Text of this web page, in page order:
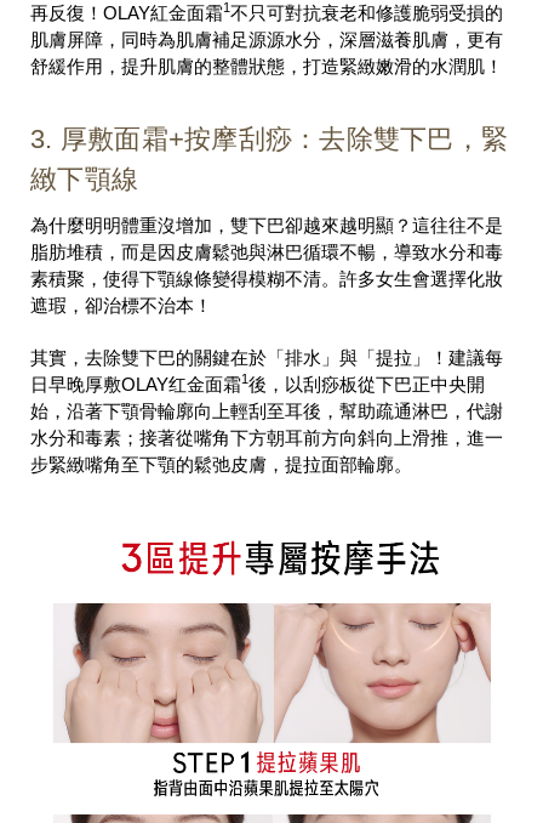
再反復！OLAY紅金面霜1 不只可對抗衰老和修護脆弱受損的
肌膚屏障，同時為肌膚補足源源水分，深層滋養肌膚，更有
舒緩作用，提升肌膚的整體狀態，打造緊緻嫩滑的水潤肌！
3. 厚敷面霜+按摩刮痧：去除雙下巴，緊
緻下顎線
為什麼明明體重沒增加，雙下巴卻越來越明顯？這往往不是
脂肪堆積，而是因皮膚鬆弛與淋巴循環不暢，導致水分和毒
素積聚，使得下顎線條變得模糊不清。許多女生會選擇化妝
遮瑕，卻治標不治本！
其實，去除雙下巴的關鍵在於「排水」與「提拉」！建議每
日早晚厚敷OLAY红金面霜1後，以刮痧板從下巴正中央開
始，沿著下顎骨輪廓向上輕刮至耳後，幫助疏通淋巴，代謝
水分和毒素；接著從嘴角下方朝耳前方向斜向上滑推，進一
步緊緻嘴角至下顎的鬆弛皮膚，提拉面部輪廓。